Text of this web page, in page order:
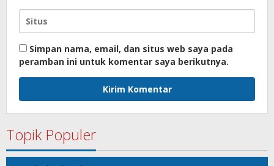
Simpan nama, email, dan situs web saya pada
peramban ini untuk komentar saya berikutnya.
Topik Populer